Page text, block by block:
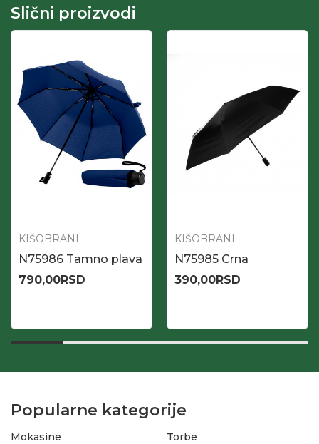
Slični proizvodi
KIŠOBRANI
N75986 Tamno plava
790,00RSD
KIŠOBRANI
N75985 Crna
390,00RSD
Popularne kategorije
Mokasine
Torbe